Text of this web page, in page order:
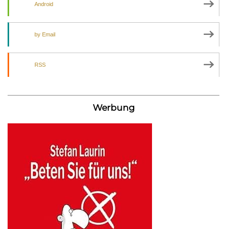
Android
by Email
RSS
Werbung